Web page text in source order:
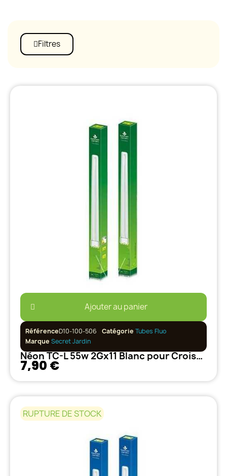
Filtres
Ajouter au panier
RéférenceD10-100-506 Catégorie Tubes Fluo
Marque Secret Jardin
Néon TC-L 55w 2Gx11 Blanc pour Croissance et Plante-mère 6500°k
7,90 €
RUPTURE DE STOCK